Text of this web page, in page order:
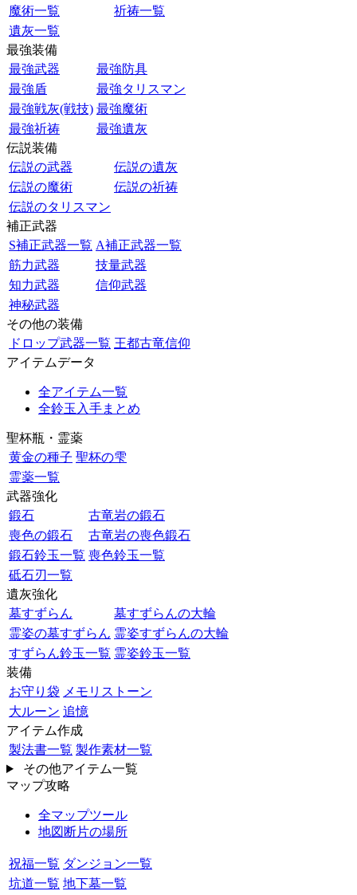
魔術一覧
祈祷一覧
遺灰一覧
最強装備
最強武器
最強防具
最強盾
最強タリスマン
最強戦灰(戦技) 最強魔術
最強祈祷
最強遺灰
伝説装備
伝説の武器
伝説の遺灰
伝説の魔術
伝説の祈祷
伝説のタリスマン
補正武器
S補正武器一覧 A補正武器一覧
筋力武器
技量武器
知力武器
信仰武器
神秘武器
その他の装備
ドロップ武器一覧 王都古竜信仰
アイテムデータ
全アイテム一覧
全鈴玉入手まとめ
聖杯瓶・霊薬
黄金の種子 聖杯の雫
霊薬一覧
武器強化
鍛石
古竜岩の鍛石
喪色の鍛石
古竜岩の喪色鍛石
鍛石鈴玉一覧 喪色鈴玉一覧
砥石刃一覧
遺灰強化
墓すずらん
墓すずらんの大輪
霊姿の墓すずらん 霊姿すずらんの大輪
すずらん鈴玉一覧 霊姿鈴玉一覧
装備
お守り袋 メモリストーン
大ルーン 追憶
アイテム作成
製法書一覧 製作素材一覧
その他アイテム一覧
マップ攻略
全マップツール
地図断片の場所
祝福一覧 ダンジョン一覧
坑道一覧 地下墓一覧